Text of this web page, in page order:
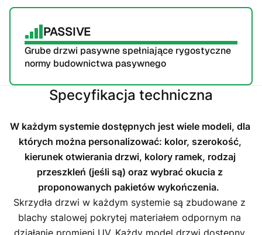
PASSIVE
Grube drzwi pasywne spełniające rygostyczne
normy budownictwa pasywnego
Specyfikacja techniczna
W każdym systemie dostępnych jest wiele modeli, dla
których można personalizować: kolor, szerokość,
kierunek otwierania drzwi, kolory ramek, rodzaj
przeszkleń (jeśli są) oraz wybrać okucia z
proponowanych pakietów wykończenia.
Skrzydła drzwi w każdym systemie są zbudowane z
blachy stalowej pokrytej materiałem odpornym na